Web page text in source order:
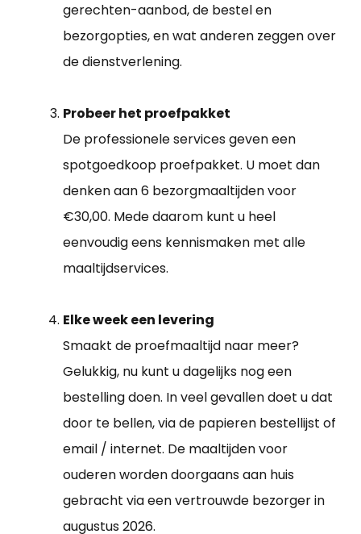
gerechten-aanbod, de bestel en
bezorgopties, en wat anderen zeggen over
de dienstverlening.
Probeer het proefpakket
De professionele services geven een
spotgoedkoop proefpakket. U moet dan
denken aan 6 bezorgmaaltijden voor
€30,00. Mede daarom kunt u heel
eenvoudig eens kennismaken met alle
maaltijdservices.
Elke week een levering
Smaakt de proefmaaltijd naar meer?
Gelukkig, nu kunt u dagelijks nog een
bestelling doen. In veel gevallen doet u dat
door te bellen, via de papieren bestellijst of
email / internet. De maaltijden voor
ouderen worden doorgaans aan huis
gebracht via een vertrouwde bezorger in
augustus 2026.